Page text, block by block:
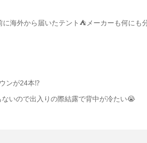
に海外から届いたテント⛺️メーカーも何にも
ンが24本⁉️
ないので出入りの際結露で背中が冷たい😭